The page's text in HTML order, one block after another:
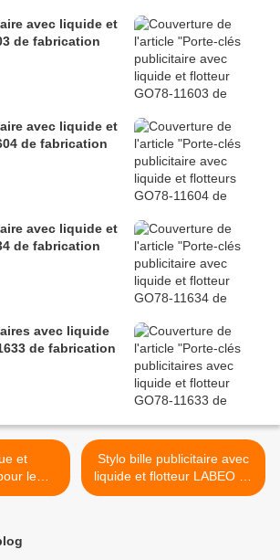
avec liquide et
de fabrication
avec liquide et
de fabrication
avec liquide et
de fabrication
avec liquide
de fabrication
le
le
Stylo bille publicitaire avec
liquide et flotteur LABEO de
fabrication européenne >